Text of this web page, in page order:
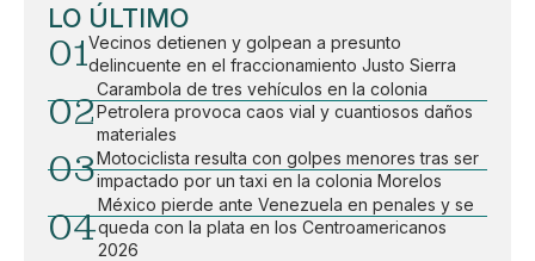
LO ÚLTIMO
01Vecinos detienen y golpean a presunto
delincuente en el fraccionamiento Justo Sierra
02
Carambola de tres vehículos en la colonia
Petrolera provoca caos vial y cuantiosos daños
materiales
03Motociclista resulta con golpes menores tras ser
impactado por un taxi en la colonia Morelos
04
México pierde ante Venezuela en penales y se
queda con la plata en los Centroamericanos
2026